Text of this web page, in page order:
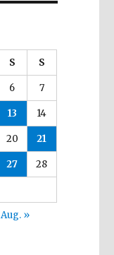
S S
6 7
13 14
20 21
27 28
Aug. »